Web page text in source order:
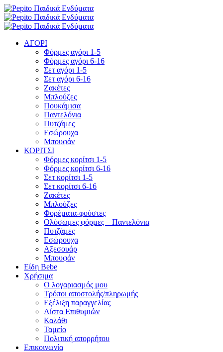
ΑΓΟΡΙ
Φόρμες αγόρι 1-5
Φόρμες αγόρι 6-16
Σετ αγόρι 1-5
Σετ αγόρι 6-16
Ζακέτες
Μπλούζες
Πουκάμισα
Παντελόνια
Πυτζάμες
Εσώρουχα
Μπουφάν
ΚΟΡΙΤΣΙ
Φόρμες κορίτσι 1-5
Φόρμες κορίτσι 6-16
Σετ κορίτσι 1-5
Σετ κορίτσι 6-16
Ζακέτες
Μπλούζες
Φορέματα-φούστες
Ολόσωμες φόρμες – Παντελόνια
Πυτζάμες
Εσώρουχα
Αξεσουάρ
Μπουφάν
Είδη Bebe
Χρήσιμα
Ο λογαριασμός μου
Τρόποι αποστολής/πληρωμής
Εξέλιξη παραγγελίας
Λίστα Επιθυμιών
Καλάθι
Ταμείο
Πολιτική απορρήτου
Επικοινωνία